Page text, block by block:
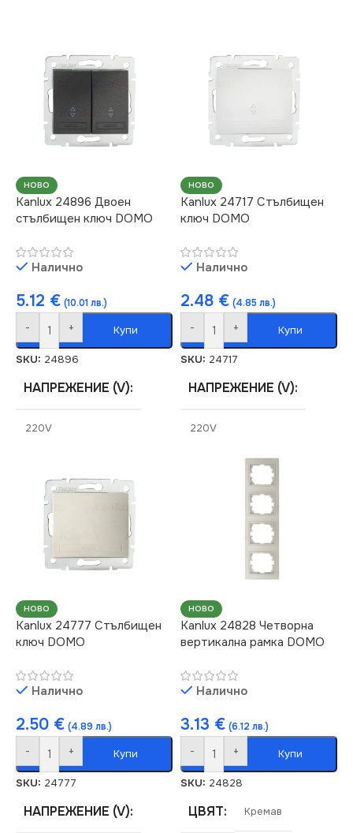
НОВО
Kanlux 24896 Двоен
стълбищен ключ DOMO
Налично
5.12 € (10.01 лв.)
- + Купи
SKU: 24896
НАПРЕЖЕНИЕ (V)
220V
СЕРИЯ DOMO
ЦВЯТ
МАРКА
НОВО
Kanlux 24717 Стълбищен
ключ DOMO
Налично
2.48 € (4.85 лв.)
- + Купи
SKU: 24717
НАПРЕЖЕНИЕ (V)
220V
СТЕПЕН НА ЗАЩИТА
DOMO
ЦВЯТ
МАРКА KANLUX
НОВО
Kanlux 24777 Стълбищен
ключ DOMO
Налично
2.50 € (4.89 лв.)
- + Купи
SKU: 24777
НАПРЕЖЕНИЕ (V)
НОВО
Kanlux 24828 Четворна
вертикална рамка DOMO
Налично
3.13 € (6.12 лв.)
- + Купи
SKU: 24828
ЦВЯТ Кремав